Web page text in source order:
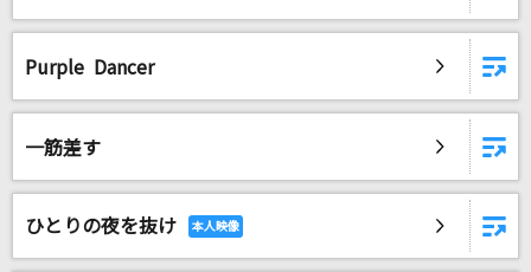
Purple Dancer
一筋差す
ひとりの夜を抜け